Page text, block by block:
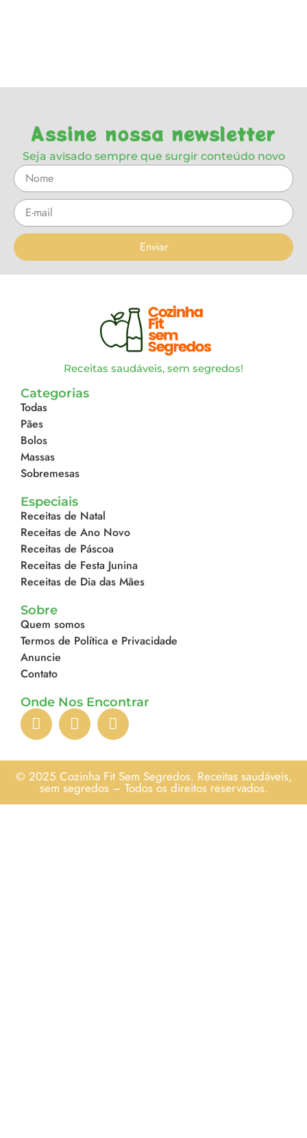
Assine nossa newsletter
Seja avisado sempre que surgir conteúdo novo
Enviar
Receitas saudáveis, sem segredos!
Categorias
Todas
Pães
Bolos
Massas
Sobremesas
Especiais
Receitas de Natal
Receitas de Ano Novo
Receitas de Páscoa
Receitas de Festa Junina
Receitas de Dia das Mães
Sobre
Quem somos
Termos de Política e Privacidade
Anuncie
Contato
Onde Nos Encontrar
© 2025 Cozinha Fit Sem Segredos. Receitas saudáveis,
sem segredos – Todos os direitos reservados.